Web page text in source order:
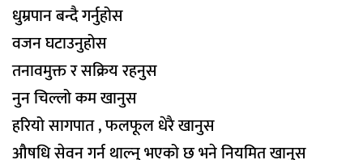
धुम्रपान बन्दै गर्नुहोस
वजन घटाउनुहोस
तनावमुक्त र सक्रिय रहनुस
नुन चिल्लो कम खानुस
हरियो सागपात , फलफूल धेरै खानुस
औषधि सेवन गर्न थाल्नु भएको छ भने नियमित खानुस